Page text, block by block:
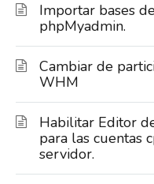
Importar bases
phpMyadmin.
Cambiar de
WHM
Habilitar Editor
para las cuentas
servidor.